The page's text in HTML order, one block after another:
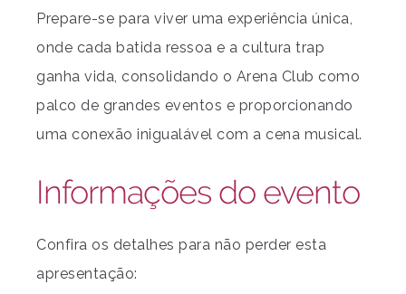
Prepare-se para viver uma experiência única,
onde cada batida ressoa e a cultura trap
ganha vida, consolidando o Arena Club como
palco de grandes eventos e proporcionando
uma conexão inigualável com a cena musical.
Informações do evento
Confira os detalhes para não perder esta
apresentação: